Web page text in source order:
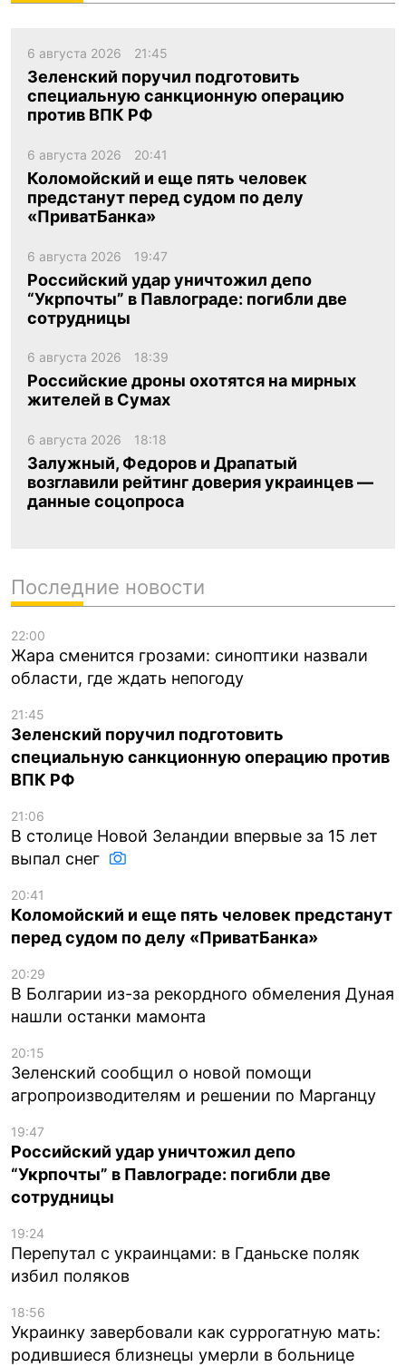
6 августа 2026 21:45
Зеленский поручил подготовить
специальную санкционную операцию
против ВПК РФ
6 августа 2026 20:41
Коломойский и еще пять человек
предстанут перед судом по делу
«ПриватБанка»
6 августа 2026 19:47
Российский удар уничтожил депо
“Укрпочты” в Павлограде: погибли две
сотрудницы
6 августа 2026 18:39
Российские дроны охотятся на мирных
жителей в Сумах
6 августа 2026 18:18
Залужный, Федоров и Драпатый
возглавили рейтинг доверия украинцев —
данные соцопроса
Последние новости
22:00
Жара сменится грозами: синоптики назвали
области, где ждать непогоду
21:45
Зеленский поручил подготовить
специальную санкционную операцию против
ВПК РФ
21:06
В столице Новой Зеландии впервые за 15 лет
выпал снег
20:41
Коломойский и еще пять человек предстанут
перед судом по делу «ПриватБанка»
20:29
В Болгарии из-за рекордного обмеления Дуная
нашли останки мамонта
20:15
Зеленский сообщил о новой помощи
агропроизводителям и решении по Марганцу
19:47
Российский удар уничтожил депо
“Укрпочты” в Павлограде: погибли две
сотрудницы
19:24
Перепутал с украинцами: в Гданьске поляк
избил поляков
18:56
Украинку завербовали как суррогатную мать:
родившиеся близнецы умерли в больнице